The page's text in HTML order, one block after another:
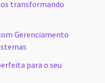
de
de 2022